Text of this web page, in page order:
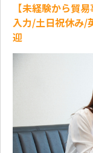
【未経験から貿
入力/土日祝休み/
迎